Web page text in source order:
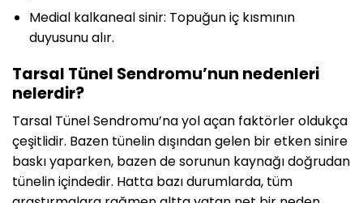
Medial kalkaneal sinir: Topuğun iç kısmının
duyusunu alır.
Tarsal Tünel Sendromu’nun nedenleri
nelerdir?
Tarsal Tünel Sendromu’na yol açan faktörler oldukça
çeşitlidir. Bazen tünelin dışından gelen bir etken sinire
baskı yaparken, bazen de sorunun kaynağı doğrudan
tünelin içindedir. Hatta bazı durumlarda, tüm